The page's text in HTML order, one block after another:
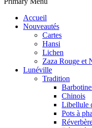
Accueil
Nouveautés
Cartes
Hansi
Lichen
Zaza Rouge et
Lunéville
Tradition
Chinois
Libellule
Pots à